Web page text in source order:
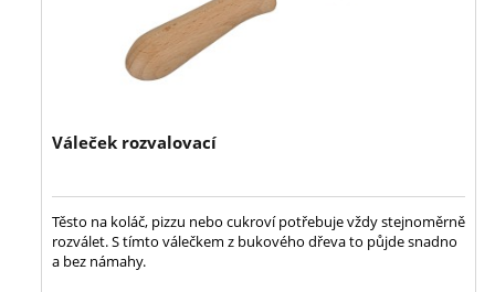
Váleček rozvalovací
Těsto na koláč, pizzu nebo cukroví potřebuje vždy stejnoměrně
rozválet. S tímto válečkem z bukového dřeva to půjde snadno
a bez námahy.